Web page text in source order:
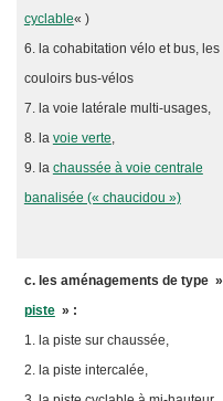
cyclable« )
6. la cohabitation vélo et bus, les
couloirs bus-vélos
7. la voie latérale multi-usages,
8. la voie verte
9. la chaussée à voie centrale
banalisée (« chaucidou »)
c. les aménagements de type »
piste» :
1. la piste sur chaussée,
2. la piste intercalée,